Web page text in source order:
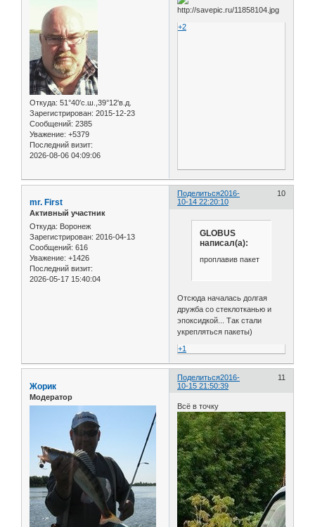
Откуда: 51°40′с.ш.,39°12'в.д.
Зарегистрирован: 2015-12-23
Сообщений: 2385
Уважение: +5379
Последний визит:
2026-08-06 04:09:06
+2
Поделиться 10
2016-
10-14 22:20:10
mr. First
Активный участник
Откуда: Воронеж
Зарегистрирован: 2016-04-13
Сообщений: 616
Уважение: +1426
Последний визит:
2026-05-17 15:40:04
GLOBUS
написал(а):
проплавив пакет
Отсюда началась долгая
дружба со стеклотканью и
эпоксидкой... Так стали
укрепляться пакеты)
+1
Поделиться 11
2016-
10-15 21:50:39
Жорик
Модератор
Всё в точку